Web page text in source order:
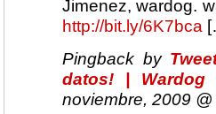
Jimenez, wardog.
http://bit.ly/6K7bca
Pingback by
datos! | Wardog
noviembre, 2009 @